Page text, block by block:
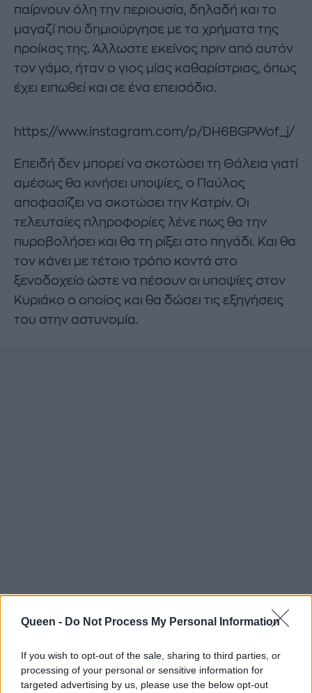
Queen - Do Not Process My Personal Information
If you wish to opt-out of the sale, sharing to third parties, or
processing of your personal or sensitive information for
targeted advertising by us, please use the below opt-out
παίρνουν όλη την περιουσία, δηλαδή και το
μαγαζί που δημιούργησε με τα χρήματα της
προίκας της. Άλλωστε εκείνος πριν από αυτόν
τον γάμο, ήταν ο γιος μίας καθαρίστριας, όπως
έχει ειπωθεί και σε ένα επεισόδιο.
https://www.instagram.com/p/DH6BGPWof_j/
Επειδή δεν μπορεί να σκοτώσει τη Θάλεια γιατί
αμέσως θα κινήσει υποψίες, ο Παύλος
αποφασίζει να σκοτώσει την Κατρίν. Οι
τελευταίες πληροφορίες λένε πως θα την
πυροβολήσει και θα τη ρίξει στο πηγάδι. Και θα
τον κάνει με τέτοιο τρόπο κοντά στο
ξενοδοχείο ώστε να πέσουν οι υποψίες στον
Κυριάκο ο οποίος και θα δώσει τις εξηγήσεις
του στην αστυνομία.